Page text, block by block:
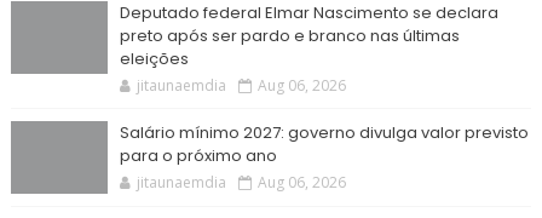
Deputado federal Elmar Nascimento se declara
preto após ser pardo e branco nas últimas
eleições
jitaunaemdia Aug 06, 2026
Salário mínimo 2027: governo divulga valor previsto
para o próximo ano
jitaunaemdia Aug 06, 2026